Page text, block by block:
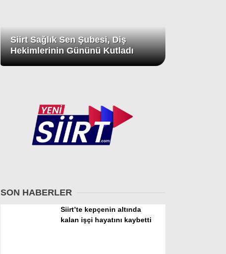
Siirt Sağlık Sen Şubesi, Diş
Hekimlerinin Gününü Kutladı
SON HABERLER
Siirt’te kepçenin altında
kalan işçi hayatını kaybetti